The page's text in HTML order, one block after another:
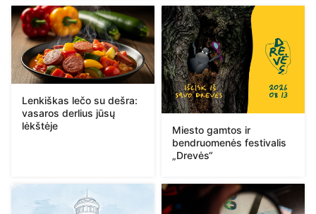
Lenkiškas lečo su dešra:
vasaros derlius jūsų
lėkštėje
Miesto gamtos ir
bendruomenės festivalis
„Drevės“